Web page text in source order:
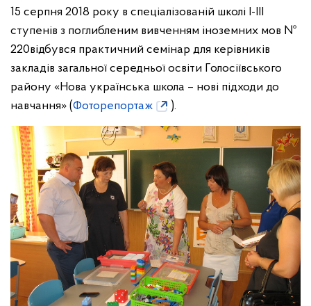
15 серпня 2018 року в спеціалізованій школі І-ІІІ
ступенів з поглибленим вивченням іноземних мов №
220відбувся практичний семінар для керівників
закладів загальної середньої освіти Голосіївського
району «Нова українська школа – нові підходи до
навчання» (Фоторепортаж ).